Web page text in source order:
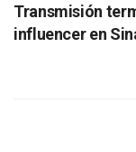
Transmisión
influencer en